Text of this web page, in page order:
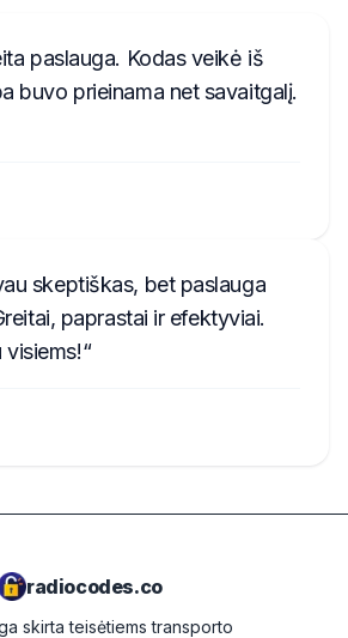
paslauga. Kodas veikė iš
buvo prieinama net savaitgalį.
skeptiškas, bet paslauga
paprastai ir efektyviai.
visiems!
radiocodes.co
skirta teisėtiems transporto